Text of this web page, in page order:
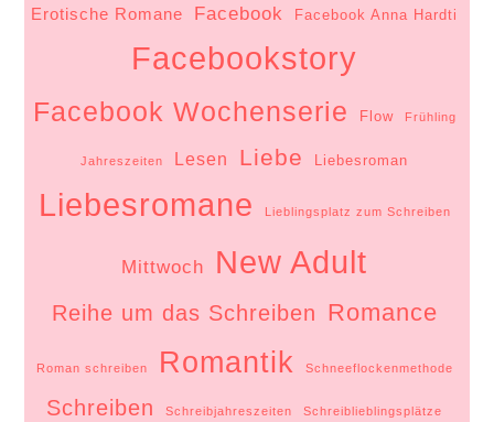
Erotische Romane Facebook Facebook Anna Hardti
Facebookstory
Facebook Wochenserie Flow Frühling
Jahreszeiten Lesen Liebe Liebesroman
Liebesromane Lieblingsplatz zum Schreiben
Mittwoch New Adult
Reihe um das Schreiben Romance
Roman schreiben Romantik Schneeflockenmethode
Schreiben Schreibjahreszeiten Schreiblieblingsplätze